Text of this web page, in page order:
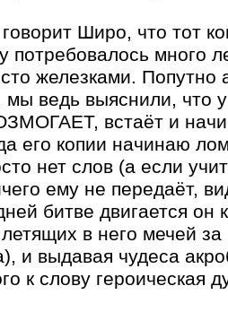
Широ, что тот
потребовалось много
железками. Попутно
мы ведь выяснили, что
встаёт и
его копии начинаю
нет слов (а если
ему не передаёт,
битве двигается он
в него мечей
и выдавая чудеса
к слову героическая